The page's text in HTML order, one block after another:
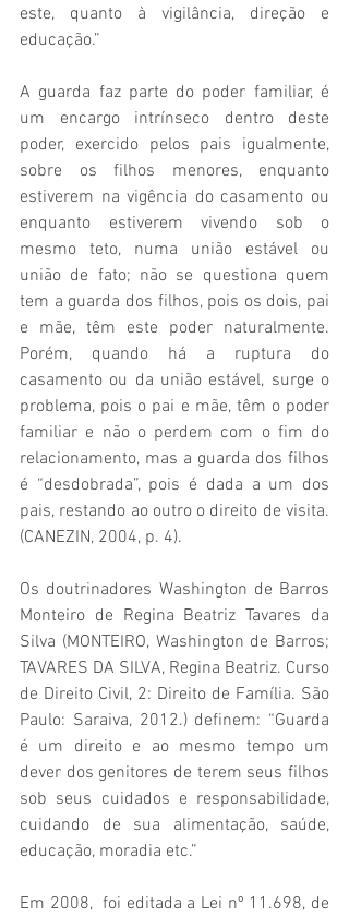
este, quanto à vigilância, direção e
educação.”
A guarda faz parte do poder familiar, é
um encargo intrínseco dentro deste
poder, exercido pelos pais igualmente,
sobre os filhos menores, enquanto
estiverem na vigência do casamento ou
enquanto estiverem vivendo sob o
mesmo teto, numa união estável ou
união de fato; não se questiona quem
tem a guarda dos filhos, pois os dois, pai
e mãe, têm este poder naturalmente.
Porém, quando há a ruptura do
casamento ou da união estável, surge o
problema, pois o pai e mãe, têm o poder
familiar e não o perdem com o fim do
relacionamento, mas a guarda dos filhos
é “desdobrada”, pois é dada a um dos
pais, restando ao outro o direito de visita.
(CANEZIN, 2004, p. 4).
Os doutrinadores Washington de Barros
Monteiro de Regina Beatriz Tavares da
Silva (MONTEIRO, Washington de Barros;
TAVARES DA SILVA, Regina Beatriz. Curso
de Direito Civil, 2: Direito de Família. São
Paulo: Saraiva, 2012.) definem: “Guarda
é um direito e ao mesmo tempo um
dever dos genitores de terem seus filhos
sob seus cuidados e responsabilidade,
cuidando de sua alimentação, saúde,
educação, moradia etc.”
Em 2008,  foi editada a Lei nº 11.698, de